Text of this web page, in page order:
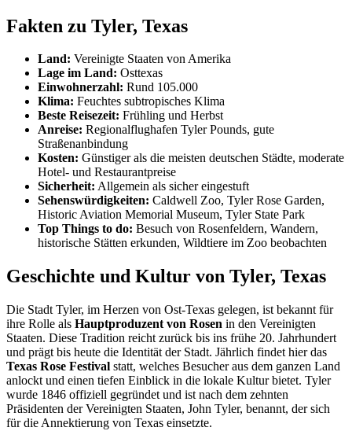
Fakten zu Tyler, Texas
Land: Vereinigte Staaten von Amerika
Lage im Land: Osttexas
Einwohnerzahl: Rund 105.000
Klima: Feuchtes subtropisches Klima
Beste Reisezeit: Frühling und Herbst
Anreise: Regionalflughafen Tyler Pounds, gute
Straßenanbindung
Kosten: Günstiger als die meisten deutschen Städte, moderate
Hotel- und Restaurantpreise
Sicherheit: Allgemein als sicher eingestuft
Sehenswürdigkeiten: Caldwell Zoo, Tyler Rose Garden,
Historic Aviation Memorial Museum, Tyler State Park
Top Things to do: Besuch von Rosenfeldern, Wandern,
historische Stätten erkunden, Wildtiere im Zoo beobachten
Geschichte und Kultur von Tyler, Texas
Die Stadt Tyler, im Herzen von Ost-Texas gelegen, ist bekannt für
ihre Rolle als Hauptproduzent von Rosen in den Vereinigten
Staaten. Diese Tradition reicht zurück bis ins frühe 20. Jahrhundert
und prägt bis heute die Identität der Stadt. Jährlich findet hier das
Texas Rose Festival statt, welches Besucher aus dem ganzen Land
anlockt und einen tiefen Einblick in die lokale Kultur bietet. Tyler
wurde 1846 offiziell gegründet und ist nach dem zehnten
Präsidenten der Vereinigten Staaten, John Tyler, benannt, der sich
für die Annektierung von Texas einsetzte.